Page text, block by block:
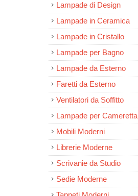
Lampade di Design
Lampade in Ceramica
Lampade in Cristallo
Lampade per Bagno
Lampade da Esterno
Faretti da Esterno
Ventilatori da Soffitto
Lampade per Cameretta
Mobili Moderni
Librerie Moderne
Scrivanie da Studio
Sedie Moderne